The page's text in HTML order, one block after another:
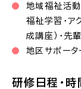
地域福祉活
福祉学習・ア
成講座）・先
地区サポータ
研修日程・時